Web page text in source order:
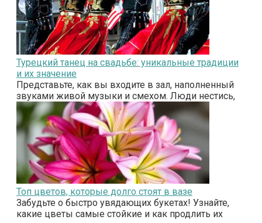
Турецкий танец на свадьбе: уникальные традиции
и их значение
Представьте, как вы входите в зал, наполненный
звуками живой музыки и смехом. Люди нестись,
Топ цветов, которые долго стоят в вазе
Забудьте о быстро увядающих букетах! Узнайте,
какие цветы самые стойкие и как продлить их